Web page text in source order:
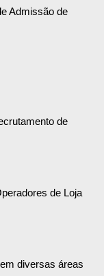
Admissão de
de
de Loja
diversas áreas